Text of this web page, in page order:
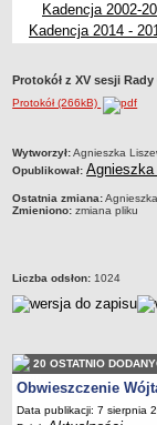
Insygnia gminy
Dane
Zadania
Związki i
Rejestr zbiorów
Rejestr instytucji
RODO Klauzule
Dane teleadresowe
Czas pracy
Nr konta
Pracownicy
Kadencja 2002-
Kadencja 2014 -
Protokół z XV sesji
Protokół (266kB)
metryczka
Wytworzył:Agnieszka
Opublikował:
Ostatnia zmiana:
Zmieniono: zmiana pliku
Liczba odsłon: 1024
20 OSTATNIO
Obwieszczenie
Data publikacji: 7 sierpnia